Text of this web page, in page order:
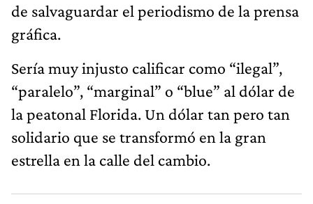
de salvaguardar el periodismo de la prensa
gráfica.
Sería muy injusto calificar como “ilegal”,
“paralelo”, “marginal” o “blue” al dólar de
la peatonal Florida. Un dólar tan pero tan
solidario que se transformó en la gran
estrella en la calle del cambio.